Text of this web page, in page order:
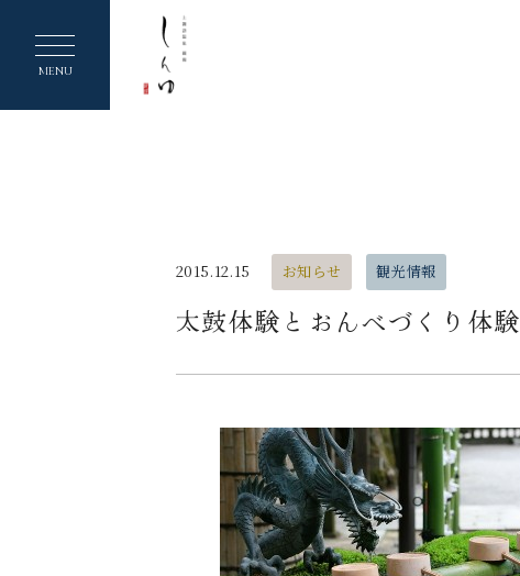
MENU
太鼓体験とおんべづくり体験
2015.12.15 お知らせ 観光情報